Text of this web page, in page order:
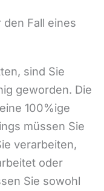
Fall eines
sind Sie
geworden. Die
100%ige
müssen Sie
verarbeiten,
oder
Sie sowohl